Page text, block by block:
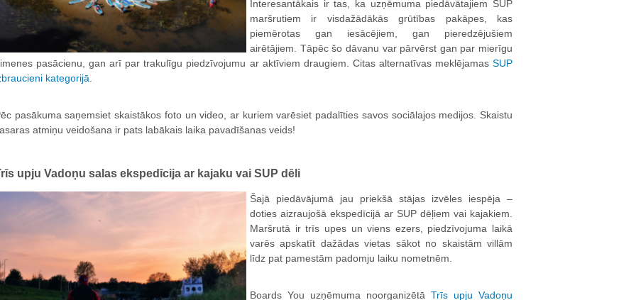
Interesantākais ir tas, ka uzņēmuma piedāvātajiem SUP
maršrutiem ir visdažādākās grūtības pakāpes, kas
piemērotas gan iesācējiem, gan pieredzējušiem
airētājiem. Tāpēc šo dāvanu var pārvērst gan par mierīgu
pasācienu, gan arī par trakulīgu piedzīvojumu ar aktīviem draugiem. Citas alternatīvas meklējamas SUP
kategorijā.
pasākuma saņemsiet skaistākos foto un video, ar kuriem varēsiet padalīties savos sociālajos medijos. Skaistu
atmiņu veidošana ir pats labākais laika pavadīšanas veids!
upju Vadoņu salas ekspedīcija ar kajaku vai SUP dēli
Šajā piedāvājumā jau priekšā stājas izvēles iespēja –
doties aizraujošā ekspedīcijā ar SUP dēļiem vai kajakiem.
Maršrutā ir trīs upes un viens ezers, piedzīvojuma laikā
varēs apskatīt dažādas vietas sākot no skaistām villām
līdz pat pamestām padomju laiku nometnēm.
Boards You uzņēmuma noorganizētā Trīs upju Vadoņu